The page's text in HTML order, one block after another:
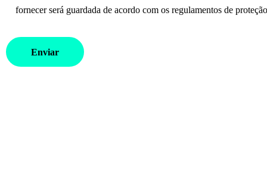
fornecer será guardada de acordo com os regulamentos de